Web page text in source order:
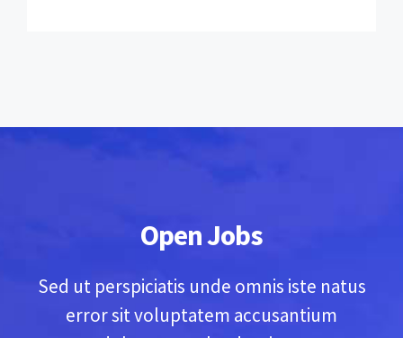
Open Jobs
Sed ut perspiciatis unde omnis iste natus
error sit voluptatem accusantium